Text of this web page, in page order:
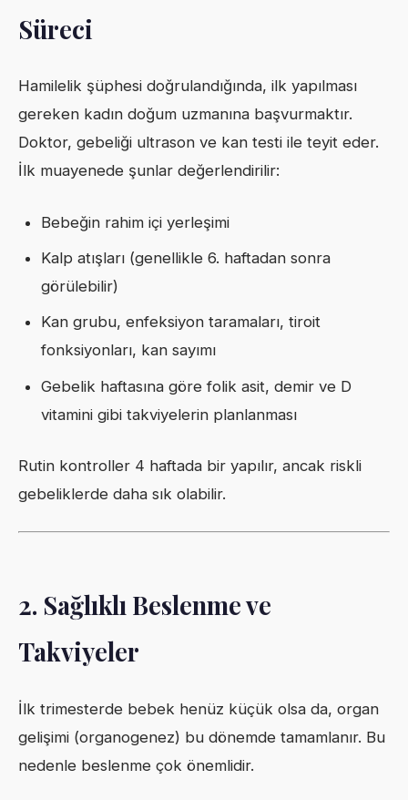
Süreci
Hamilelik şüphesi doğrulandığında, ilk yapılması
gereken kadın doğum uzmanına başvurmaktır.
Doktor, gebeliği ultrason ve kan testi ile teyit eder.
İlk muayenede şunlar değerlendirilir:
Bebeğin rahim içi yerleşimi
Kalp atışları (genellikle 6. haftadan sonra
görülebilir)
Kan grubu, enfeksiyon taramaları, tiroit
fonksiyonları, kan sayımı
Gebelik haftasına göre folik asit, demir ve D
vitamini gibi takviyelerin planlanması
Rutin kontroller 4 haftada bir yapılır, ancak riskli
gebeliklerde daha sık olabilir.
2. Sağlıklı Beslenme ve
Takviyeler
İlk trimesterde bebek henüz küçük olsa da, organ
gelişimi (organogenez) bu dönemde tamamlanır. Bu
nedenle beslenme çok önemlidir.